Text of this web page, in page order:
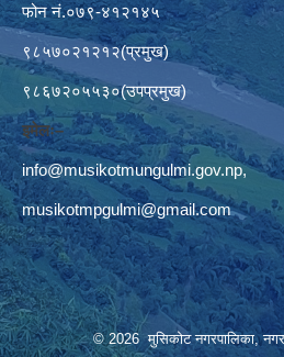
फोन नं.०७९-४१२१४५
९८५७०२१२१२(प्रमुख)
९८६७२०५५३०(उपप्रमुख)
इमेलः–
info@musikotmungulmi.gov.np,
musikotmpgulmi@gmail.com
© 2026 मुसिकोट नगरपालिका, नगर